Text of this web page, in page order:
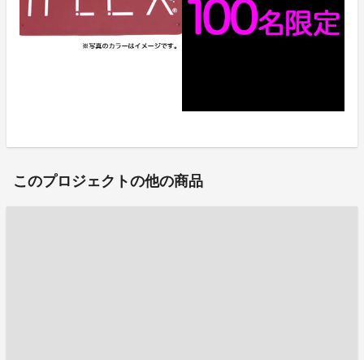
このプロジェクトの他の商品